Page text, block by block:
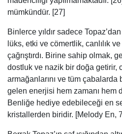
mümkündür. [27]
Binlerce yıldır sadece
lüks, etki ve cömertlik, canlılık
çağrıştırdı. Birine sahip olmak,
dostluk ve nazik bir doğa getirir,
armağanlarını ve tüm çabalarda
gelen enerjisi hem zamanı hem
Benliğe hediye edebileceği en
kristallerden biridir. [Melody En,